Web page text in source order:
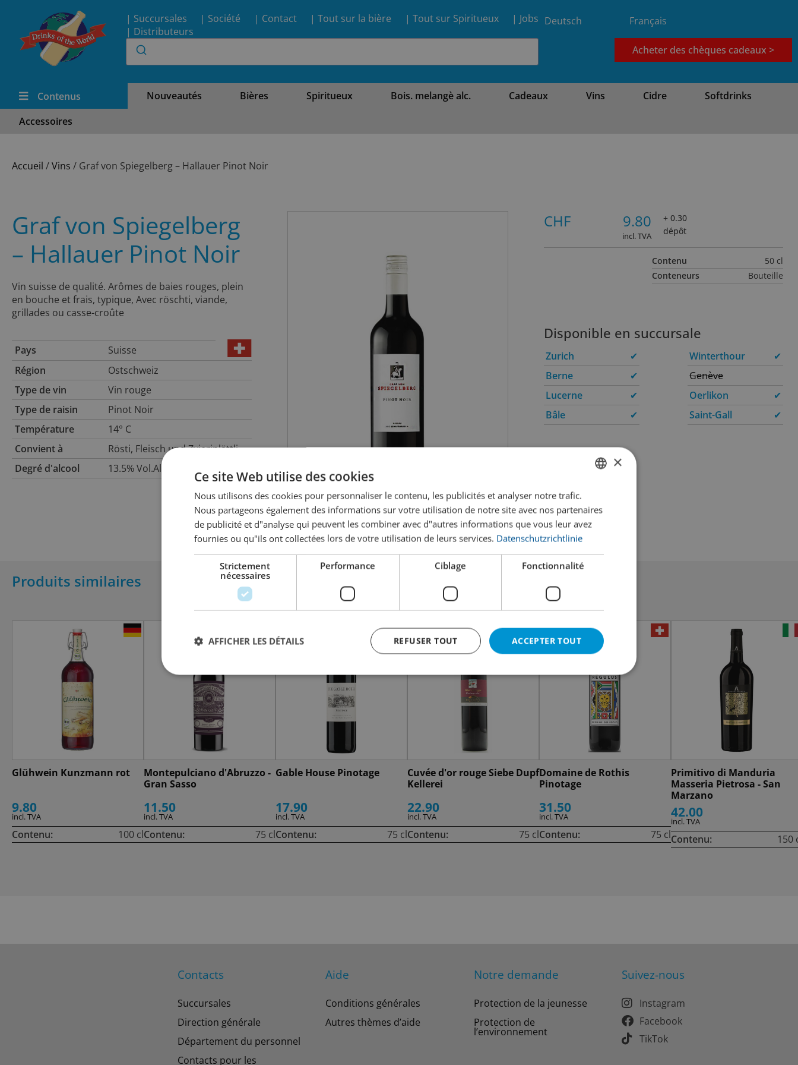
| Succursales | Société | Contact | Tout sur la bière | Tout sur Spiritueux
| Jobs
| Distributeurs
Deutsch Français
Acheter des chèques cadeaux >
Contenus Nouveautés Bières Spiritueux Bois. melangè alc. Cadeaux Vins Cidre
Softdrinks
Accessoires
Accueil /Vins / Graf von Spiegelberg – Hallauer Pinot Noir
Graf von Spiegelberg
– Hallauer Pinot Noir
Vin suisse de qualité. Arômes de baies rouges, plein
en bouche et frais, typique, Avec röschti, viande,
grillades ou casse-croûte
Pays
Suisse
Région
Ostschweiz
Type de vin
Vin rouge
Type de raisin
Pinot Noir
Température
14° C
Convient à
Rösti, Fleisch und Zvieriplättli
Degré d'alcool
13.5% Vol.Alc.
CHF 9.80
incl. TVA
+ 0.30
dépôt
Contenu
50 cl
Conteneurs
Bouteille
Disponible en succursale
Zurich
✔
Berne
✔
Lucerne
✔
Bâle
✔
Winterthour
✔
Genève
Oerlikon
✔
Saint-Gall
✔
Produits similaires
Glühwein Kunzmann rot
9.80
incl. TVA
Contenu: 100 cl
Montepulciano d'Abruzzo -
Gran Sasso
11.50
incl. TVA
Contenu: 75 cl
Gable House Pinotage
17.90
incl. TVA
Contenu: 75 cl
Cuvée d'or rouge Siebe Dupf
Kellerei
22.90
incl. TVA
Contenu: 75 cl
Domaine de Rothis
Pinotage
31.50
incl. TVA
Contenu: 75 cl
Primitivo di Manduria
Masseria Pietrosa - San
Marzano
42.00
incl. TVA
Contenu: 150
Contacts
Succursales
Direction générale
Département du personnel
Contacts pour les
Aide
Conditions générales
Autres thèmes d’aide
Notre demande
Protection de la jeunesse
Protection de
l’environnement
Suivez-nous
Instagram
Facebook
TikTok
FRENCH
×
Ce site Web utilise des cookies
Nous utilisons des cookies pour personnaliser le contenu, les publicités et analyser notre trafic.
Nous partageons également des informations sur votre utilisation de notre site avec nos partenaires
de publicité et d"analyse qui peuvent les combiner avec d"autres informations que vous leur avez
fournies ou qu"ils ont collectées lors de votre utilisation de leurs services. Datenschutzrichtlinie
Strictement
nécessaires
Performance Ciblage Fonctionnalité
ACCEPTER TOUT
REFUSER TOUT
AFFICHER LES DÉTAILS